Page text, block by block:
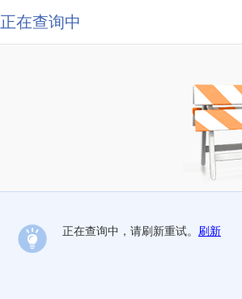
正在查询中
正在查询中，请刷新重试。 刷新